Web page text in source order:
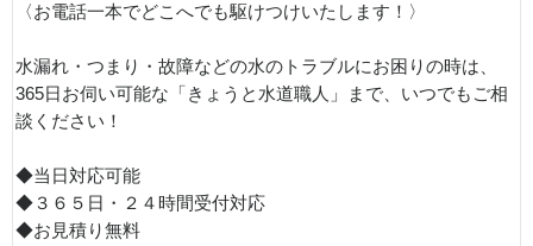
〈お電話一本でどこへでも駆けつけいたします！〉
水漏れ・つまり・故障などの水のトラブルにお困りの時は、
365日お伺い可能な「きょうと水道職人」まで、いつでもご相
談ください！
◆当日対応可能
◆３６５日・２４時間受付対応
◆お見積り無料